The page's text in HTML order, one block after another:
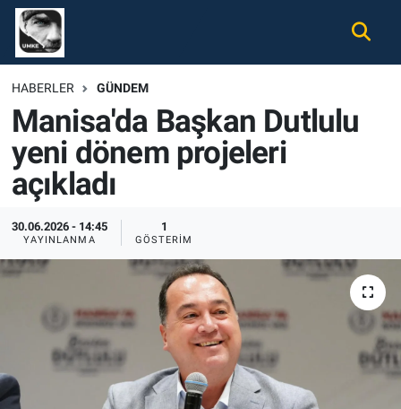
HABERLER GÜNDEM
Manisa'da Başkan Dutlulu
yeni dönem projeleri
açıkladı
30.06.2026 - 14:45
YAYINLANMA
1
GÖSTERIM
Gündem
Ekonomi
Spor
Tüm Haberler
Künye
Nöbetçi Eczaneler
Hava Durumu
Namaz Vakitleri
Süper Lig Puan Durumu ve Fikstür
Son Dakika Haberleri
Haber Arşivi